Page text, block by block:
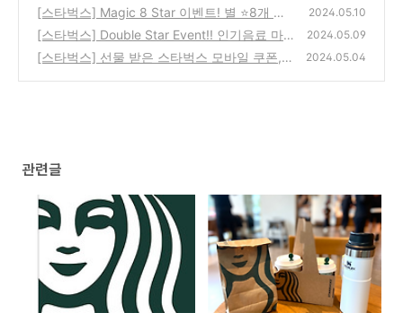
로 무료 음료 쿠폰 받은 후기! 유니버스 클럽 &
1만원 이상 추가 적립까지! 5월 이벤트
(85)
[스타벅스] Magic 8 Star 이벤트! 별 ⭐8개 리
워드 신청 방법, 무료 음료 쿠폰 빠르게 받기!
(48)
2024.05.10
[스타벅스] Double Star Event!! 인기음료 마
시고 최대 별 5개 더 받는 더블 별 적립 이벤트
2024.05.09
[스타벅스] 선물 받은 스타벅스 모바일 쿠폰,
2024.05.04
관련글